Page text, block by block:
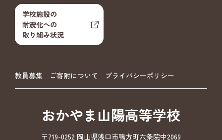
学校施設の
耐震化への
取り組み状況
教員募集 ご寄附について プライバシーポリシー
おかやま山陽高等学校
〒719-0252 岡山県浅口市鴨方町六条院中2069